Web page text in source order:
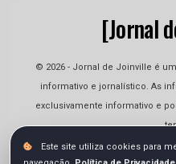
[Jornal
© 2026 - Jornal de Joinville é
informativo e jornalístico. As
exclusivamente informativo e
Este site utiliza cookies para